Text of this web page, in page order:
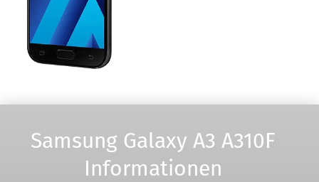
Samsung Galaxy A3 A310F
Informationen